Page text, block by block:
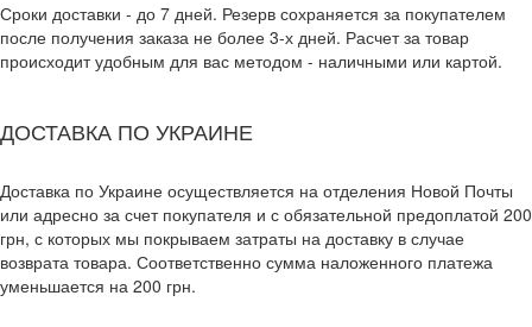
Сроки доставки - до 7 дней. Резерв сохраняется за покупателем
после получения заказа не более 3-х дней. Расчет за товар
происходит удобным для вас методом - наличными или картой.
ДОСТАВКА ПО УКРАИНЕ
Доставка по Украине осуществляется на отделения Новой Почты
или адресно за счет покупателя и с обязательной предоплатой 200
грн, с которых мы покрываем затраты на доставку в случае
возврата товара. Соответственно сумма наложенного платежа
уменьшается на 200 грн.